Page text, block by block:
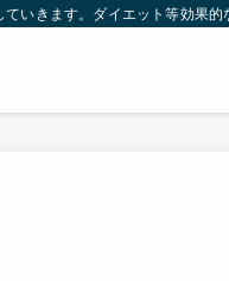
いきます。ダイエット等効果